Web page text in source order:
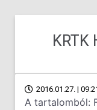
KRTK
2016.01.27. |
A tartalomból: